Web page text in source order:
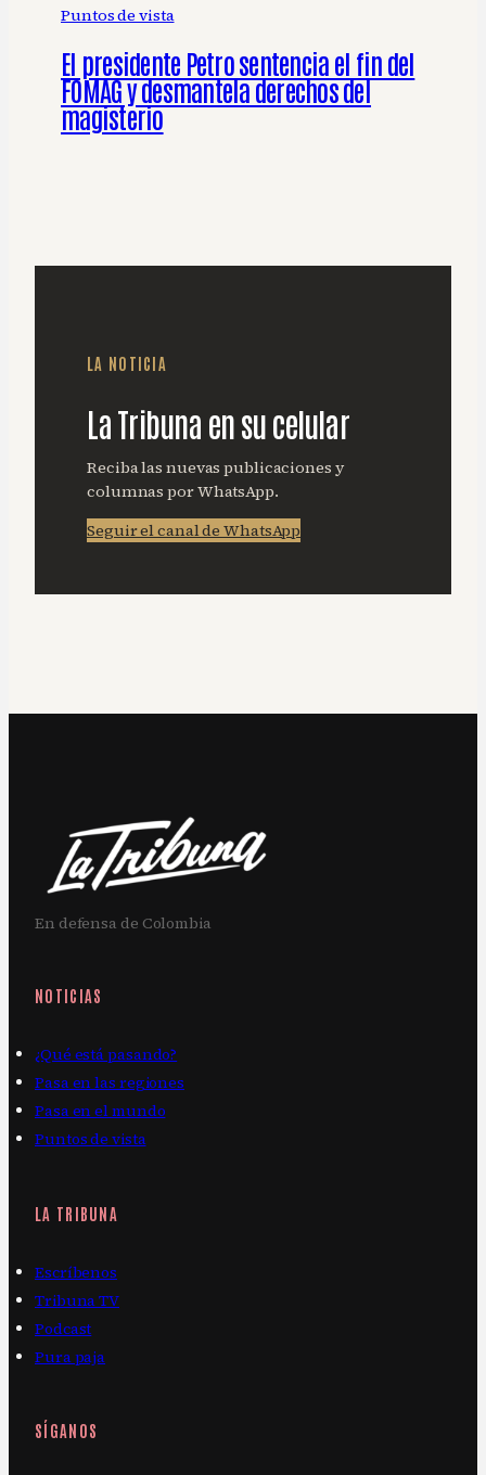
Puntos de vista
El presidente Petro sentencia el fin del
FOMAG y desmantela derechos del
magisterio
LA NOTICIA
La Tribuna en su celular
Reciba las nuevas publicaciones y
columnas por WhatsApp.
Seguir el canal de WhatsApp
En defensa de Colombia
NOTICIAS
¿Qué está pasando?
Pasa en las regiones
Pasa en el mundo
Puntos de vista
LA TRIBUNA
Escríbenos
Tribuna TV
Podcast
Pura paja
SÍGANOS